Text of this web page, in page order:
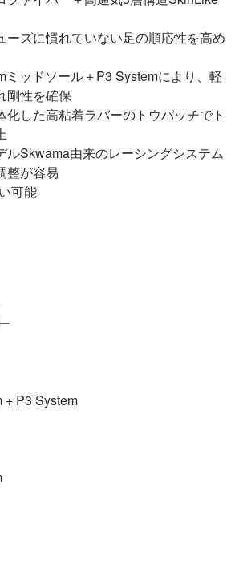
ーズに慣れていない足の順応性を高め
ミッドソール＋P3 Systemにより、軽
剛性を確保
化した高粘着ラバーのトウパッチでト
ルSkwama由来のレーシングシステム
整が容易
可能
+ P3 System